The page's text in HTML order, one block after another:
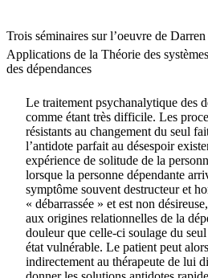
Trois séminaires sur l’oeuvre de
Applications de la Théorie des
des dépendances
Le traitement psychanalytique des
comme étant très difficile. Les
résistants au changement du seul
l’antidote parfait au désespoir
expérience de solitude de la
lorsque la personne dépendante
symptôme souvent destructeur et
« débarrassée » et est non
aux origines relationnelles de la
douleur que celle-ci soulage du
état vulnérable. Le patient peut
indirectement au thérapeute de lui